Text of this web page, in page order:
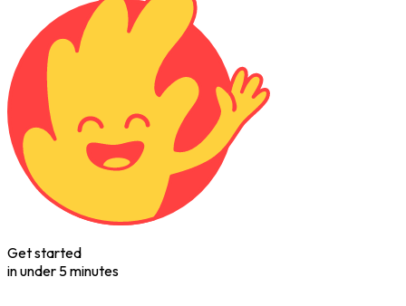
Get started
in under 5 minutes